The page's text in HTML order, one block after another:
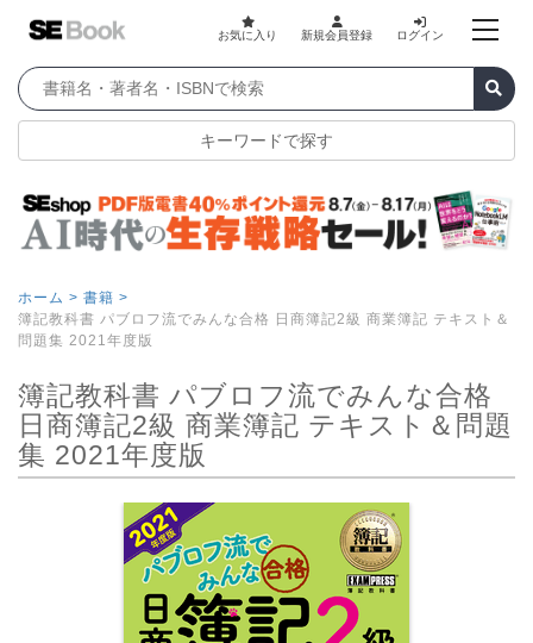
お気に入り 新規会員登録 ログイン
キーワードで探す
ホーム > 書籍 >
簿記教科書 パブロフ流でみんな合格 日商簿記2級 商業簿記 テキスト＆
問題集 2021年度版
簿記教科書 パブロフ流でみんな合格
日商簿記2級 商業簿記 テキスト＆問題
集 2021年度版